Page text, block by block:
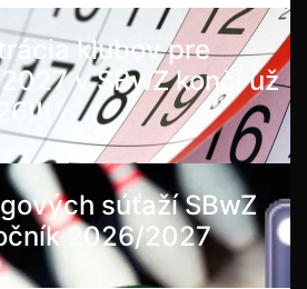
klubov pre
v SBwZ končí už
súťaží SBwZ
2026/2027